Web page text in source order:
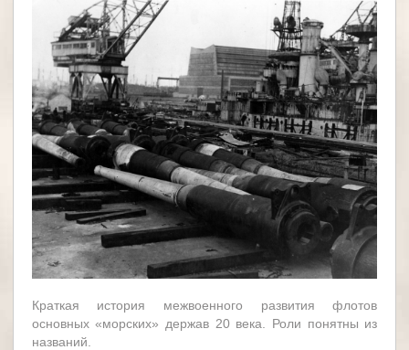
Краткая история межвоенного развития флотов
основных «морских» держав 20 века. Роли понятны из
названий.